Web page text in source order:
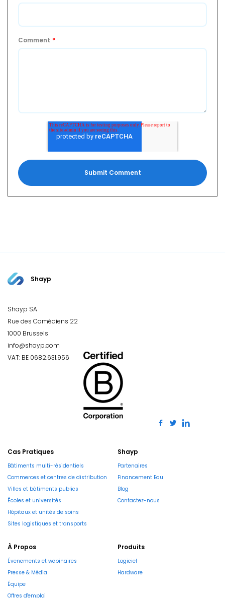
Comment *
Shayp
Shayp SA
Rue des Comédiens 22
1000 Brussels
info@shayp.com
VAT: BE 0682.631.956
Cas Pratiques
Bâtiments multi-résidentiels
Commerces et centres de distribution
Villes et bâtiments publics
Écoles et universités
Hôpitaux et unités de soins
Sites logistiques et transports
Shayp
Partenaires
Financement Eau
Blog
Contactez-nous
À Propos
Évenements et webinaires
Presse & Média
Équipe
Offres d'emploi
Produits
Logiciel
Hardware